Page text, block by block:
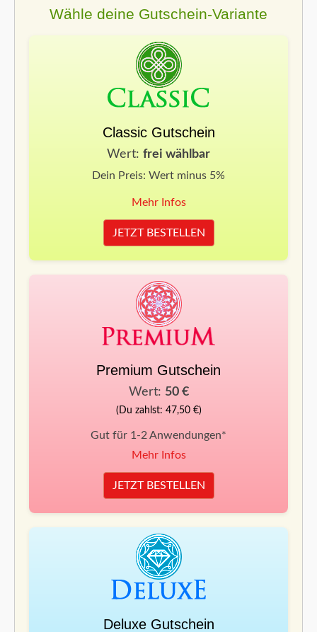
Wähle deine Gutschein-Variante
Classic Gutschein
Wert: frei wählbar
Dein Preis: Wert minus 5%
Mehr Infos
JETZT BESTELLEN
Premium Gutschein
Wert: 50 €
(Du zahlst: 47,50 €)
Gut für 1-2 Anwendungen*
Mehr Infos
JETZT BESTELLEN
Deluxe Gutschein